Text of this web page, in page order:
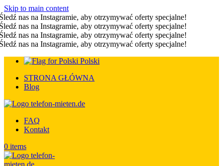
Skip to main content
nas na Instagramie, aby otrzymywać oferty specjalne!
nas na Instagramie, aby otrzymywać oferty specjalne!
nas na Instagramie, aby otrzymywać oferty specjalne!
nas na Instagramie, aby otrzymywać oferty specjalne!
Polski
STRONA GŁÓWNA
Blog
FAQ
Kontakt
0 items